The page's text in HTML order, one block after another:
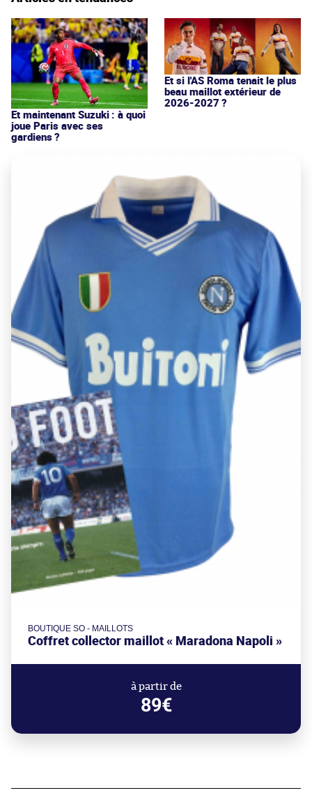
Et maintenant Suzuki : à quoi
joue Paris avec ses
gardiens ?
Et si l'AS Roma tenait le plus
beau maillot extérieur de
2026-2027 ?
BOUTIQUE SO - MAILLOTS
Coffret collector maillot « Maradona Napoli »
à partir de
89€